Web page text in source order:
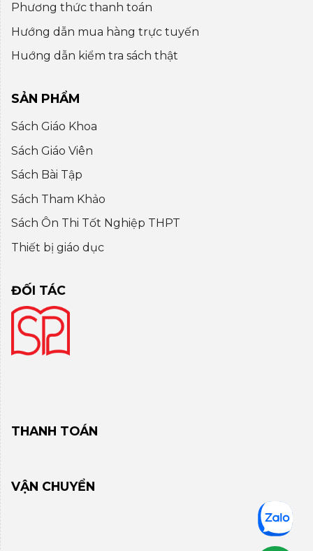
Phương thức thanh toán
Hướng dẫn mua hàng trực tuyến
Huớng dẫn kiểm tra sách thật
SẢN PHẨM
Sách Giáo Khoa
Sách Giáo Viên
Sách Bài Tập
Sách Tham Khảo
Sách Ôn Thi Tốt Nghiệp THPT
Thiết bị giáo dục
ĐỐI TÁC
THANH TOÁN
VẬN CHUYỂN